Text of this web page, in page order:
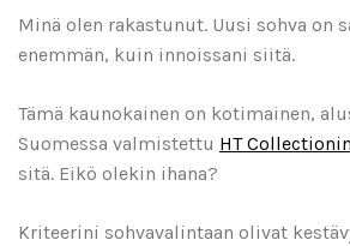
Minä olen rakastunut. Uusi sohva on
enemmän, kuin innoissani siitä.
Tämä kaunokainen on kotimainen,
Suomessa valmistettu HT
sitä. Eikö olekin ihana?
Kriteerini sohvavalintaan olivat